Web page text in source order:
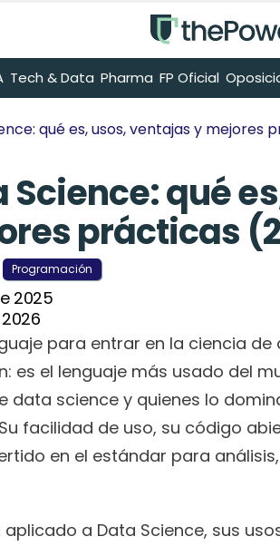
qué es, usos, ventajas y mejores
qué
prácticas
Programación
2025
para entrar en la ciencia de
es el lenguaje más usado del
data science y quienes lo
facilidad de uso, su código
en el estándar para
a Data Science, sus
Tech & Data Pharma FP Oficial